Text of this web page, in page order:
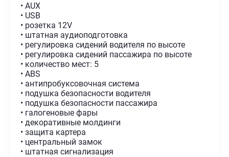
• AUX
• USB
• розетка 12V
• штатная аудиоподготовка
• регулировка сидений водителя по высоте
• регулировка сидений пассажира по высоте
• количество мест: 5
• ABS
• антипробуксовочная система
• подушка безопасности водителя
• подушка безопасности пассажира
• галогеновые фары
• декоративные молдинги
• защита картера
• центральный замок
• штатная сигнализация